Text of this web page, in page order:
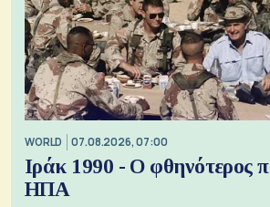
WORLD 07.08.2026, 07:00
Ιράκ 1990 - Ο φθηνότερος
ΗΠΑ